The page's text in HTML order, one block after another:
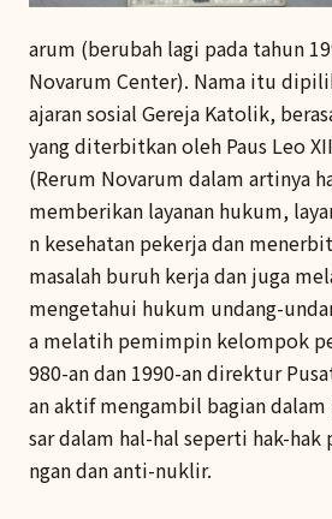
arum (berubah lagi pada tahun
Novarum Center). Nama itu
ajaran sosial Gereja Katolik,
yang diterbitkan oleh Paus Leo
(Rerum Novarum dalam artinya
memberikan layanan hukum,
n kesehatan pekerja dan
masalah buruh kerja dan juga
mengetahui hukum undang-
a melatih pemimpin kelompok
980-an dan 1990-an direktur
an aktif mengambil bagian
sar dalam hal-hal seperti hak-hak
ngan dan anti-nuklir.